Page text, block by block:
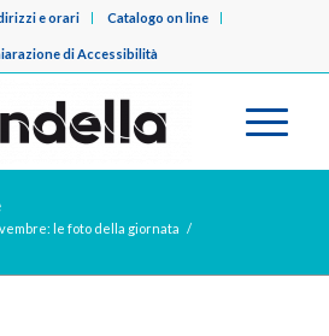
e orari Catalogo on line
di Accessibilità
le foto della giornata /